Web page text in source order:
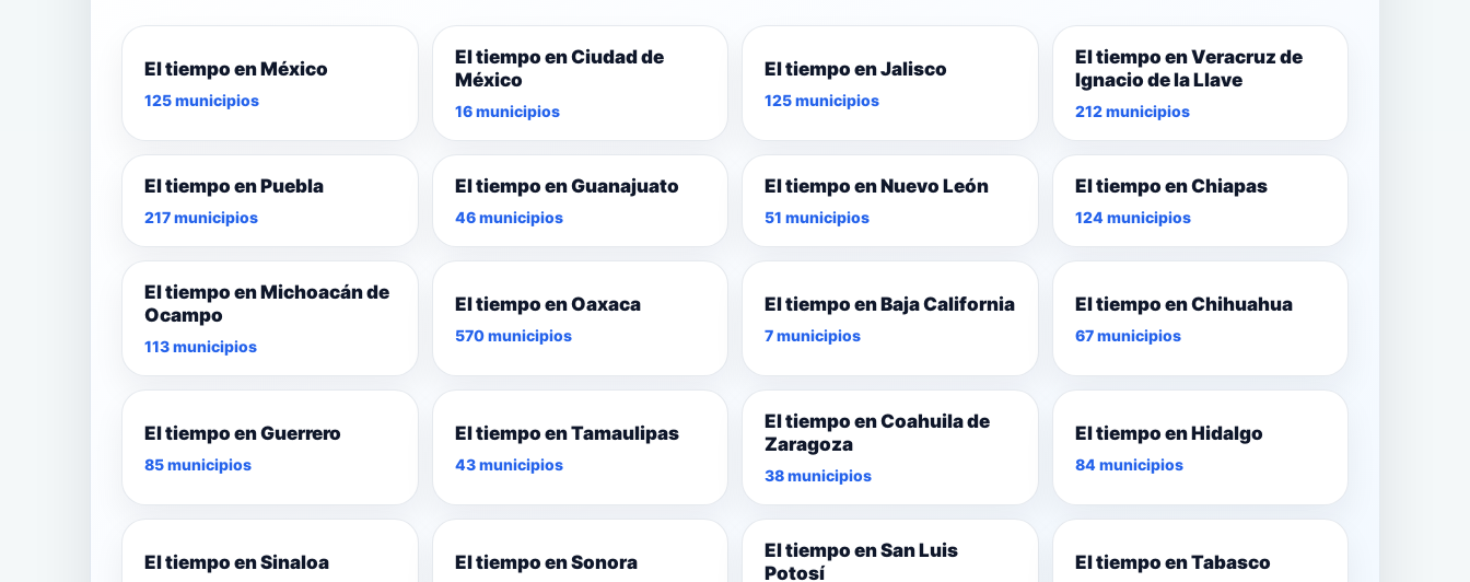
El tiempo en México
125 municipios
El tiempo en Ciudad de
México
16 municipios
El tiempo en Jalisco
125 municipios
El tiempo en Veracruz de
Ignacio de la Llave
212 municipios
El tiempo en Puebla
217 municipios
El tiempo en Guanajuato
46 municipios
El tiempo en Nuevo León
51 municipios
El tiempo en Chiapas
124 municipios
El tiempo en Michoacán de
Ocampo
113 municipios
El tiempo en Oaxaca
570 municipios
El tiempo en Baja California
7 municipios
El tiempo en Chihuahua
67 municipios
El tiempo en Guerrero
85 municipios
El tiempo en Tamaulipas
43 municipios
El tiempo en Coahuila de
Zaragoza
38 municipios
El tiempo en Hidalgo
84 municipios
El tiempo en Sinaloa El tiempo en Sonora
El tiempo en San Luis
Potosí
El tiempo en Tabasco